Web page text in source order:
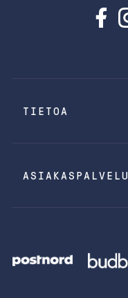
TIETOA
ASIAKASPALVELU